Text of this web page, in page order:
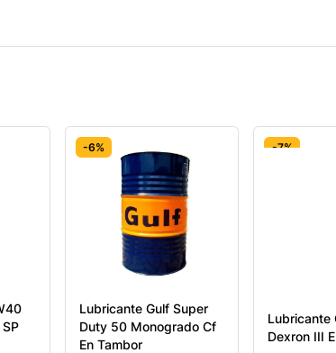
-6%
Lubricante Gulf Super
Duty 50 Monogrado Cf
En Tambor
-7%
Lubricante
Dexron III